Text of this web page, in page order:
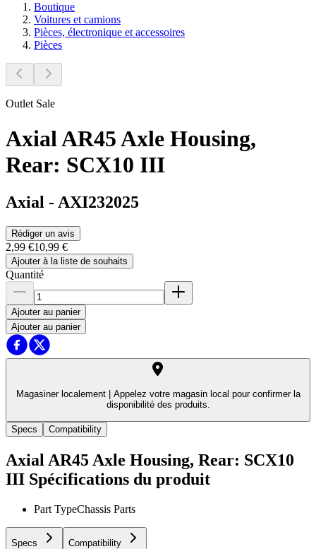
Boutique
Voitures et camions
Pièces, électronique et accessoires
Pièces
Outlet Sale
Axial AR45 Axle Housing,
Rear: SCX10 III
Axial - AXI232025
Rédiger un avis
2,99 €10,99 €
Ajouter à la liste de souhaits
Quantité
Ajouter au panier
Ajouter au panier
Magasiner localement |
Appelez votre magasin local pour confirmer la
disponibilité des produits.
Specs Compatibility
Axial AR45 Axle Housing, Rear: SCX10
III Spécifications du produit
Part TypeChassis Parts
Specs Compatibility